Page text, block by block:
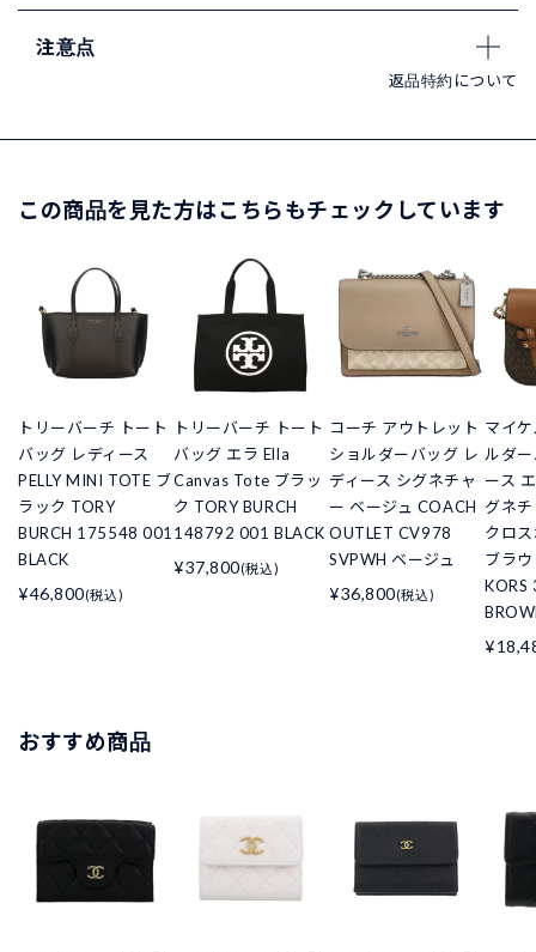
注意点
返品特約について
この商品を見た方はこちらもチェックしています
トリーバーチ トート
バッグ レディース
PELLY MINI TOTE ブ
ラック TORY
BURCH 175548 001
BLACK
¥46,800(税込)
トリーバーチ トート
バッグ エラ Ella
Canvas Tote ブラッ
ク TORY BURCH
148792 001 BLACK
¥37,800(税込)
コーチ アウトレット
ショルダーバッグ レ
ディース シグネチャ
ー ベージュ COACH
OUTLET CV978
SVPWH ベージュ
¥36,800(税込)
マイ
ルダ
ース
グネ
クロ
ブラ
KORS
おすすめ商品